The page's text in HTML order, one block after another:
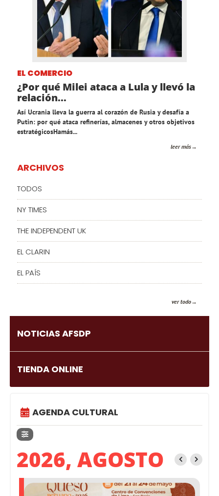
EL COMERCIO
¿Por qué Milei ataca a Lula y llevó la
relación...
Así Ucrania lleva la guerra al corazón de Rusia y desafía a
Putin: por qué ataca refinerías, almacenes y otros objetivos
estratégicosHamás...
leer más
ARCHIVOS
TODOS
NY TIMES
THE INDEPENDENT UK
EL CLARIN
EL PAÍS
ver todo
NOTICIAS AFSDP
TIENDA ONLINE
AGENDA CULTURAL
2026, AGOSTO